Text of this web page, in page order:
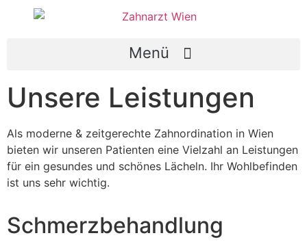
Unsere Leistungen
Als moderne & zeitgerechte Zahnordination in Wien
bieten wir unseren Patienten eine Vielzahl an Leistungen
für ein gesundes und schönes Lächeln. Ihr Wohlbefinden
ist uns sehr wichtig.
Schmerzbehandlung